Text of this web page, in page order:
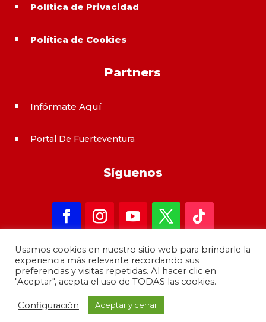
^ Política de Privacidad
^ Política de Cookies
Partners
^ Infórmate Aquí
^ Portal De Fuerteventura
Síguenos
Copyright 2021 – informateAqui · Desarrollado por
GrupoMoba –644 80 80 44
Usamos cookies en nuestro sitio web para brindarle la
experiencia más relevante recordando sus
preferencias y visitas repetidas. Al hacer clic en
"Aceptar", acepta el uso de TODAS las cookies.
Configuración Aceptar y cerrar